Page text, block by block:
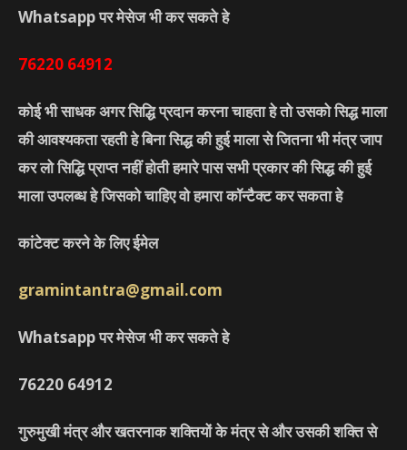
Whatsapp पर मेसेज भी कर सकते हे
76220 64912
कोई भी साधक अगर सिद्धि प्रदान करना चाहता हे तो उसको सिद्ध माला
की आवश्यकता रहती हे बिना सिद्ध की हुई माला से जितना भी मंत्र जाप
कर लो सिद्धि प्राप्त नहीं होती हमारे पास सभी प्रकार की सिद्ध की हुई
माला उपलब्ध हे जिसको चाहिए वो हमारा कॉन्टैक्ट कर सकता हे
कांटेक्ट करने के लिए ईमेल
gramintantra@gmail.com
Whatsapp पर मेसेज भी कर सकते हे
76220 64912
गुरुमुखी मंत्र और खतरनाक शक्तियों के मंत्र से और उसकी शक्ति से